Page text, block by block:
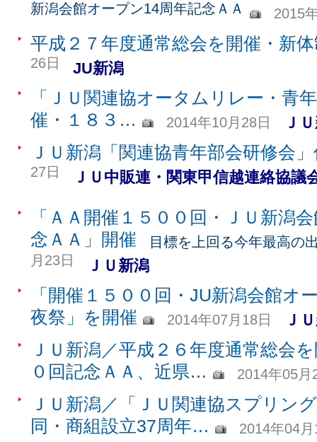
新潟会館オープン14周年記念ＡＡ 2015
平成２７年度通常総会を開催・新
26日 JU新潟
「ＪＵ関連協オータムリレー・青
催・１８３… 2014年10月28日 Ｊ
ＪＵ新潟「関連協青年部会研修会
27日 ＪＵ中販連・関東甲信越連絡協議
「ＡＡ開催１５００回・ＪＵ新潟
念ＡＡ」開催 目標を上回る今年最高の
月23日 ＪＵ新潟
「開催１５００回・JU新潟会館オ
夜祭」を開催 2014年07月18日 Ｊ
ＪＵ新潟／平成２６年度通常総会
０回記念ＡＡ、近県… 2014年05月
ＪＵ新潟／「ＪＵ関連協スプリン
同・商組設立37周年… 2014年04